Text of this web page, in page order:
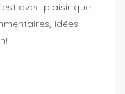
avec plaisir que
idées